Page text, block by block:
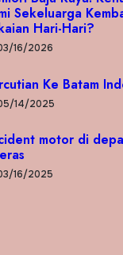
Sekeluarga
Hari-Hari?
16/2026
Ke Batam
14/2025
motor di
16/2025